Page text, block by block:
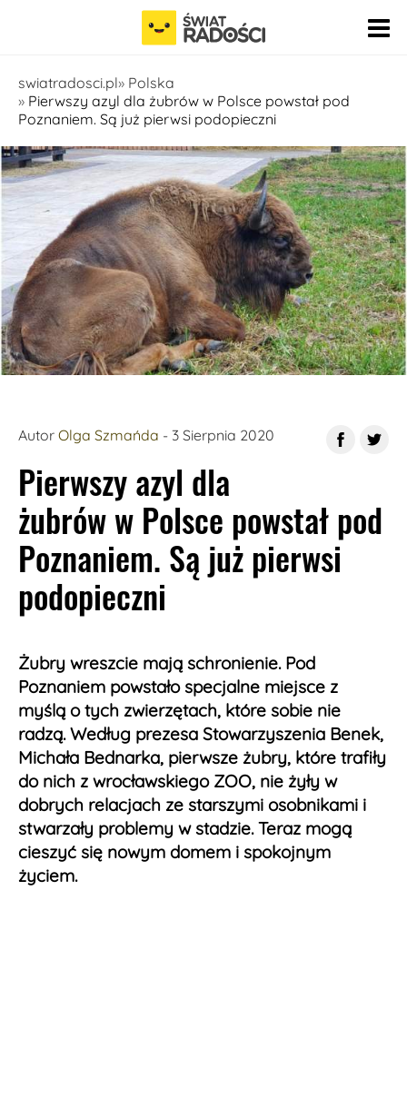
Pomiń nawigację
swiatradosci.pl
Polska
Pierwszy azyl dla żubrów w Polsce powstał pod
Poznaniem. Są już pierwsi podopieczni
Autor Olga Szmańda - 3 Sierpnia 2020
Pierwszy azyl dla
żubrów w Polsce powstał pod
Poznaniem. Są już pierwsi
podopieczni
Żubry wreszcie mają schronienie. Pod
Poznaniem powstało specjalne miejsce z
myślą o tych zwierzętach, które sobie nie
radzą. Według prezesa Stowarzyszenia Benek,
Michała Bednarka, pierwsze żubry, które trafiły
do nich z wrocławskiego ZOO, nie żyły w
dobrych relacjach ze starszymi osobnikami i
stwarzały problemy w stadzie. Teraz mogą
cieszyć się nowym domem i spokojnym
życiem.